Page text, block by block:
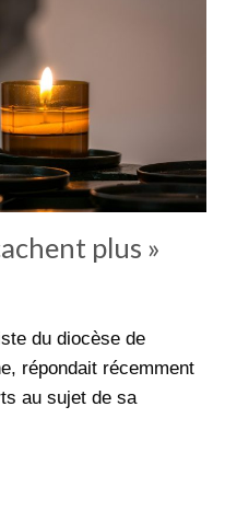
plus »
du diocèse de
répondait récemment
au sujet de sa